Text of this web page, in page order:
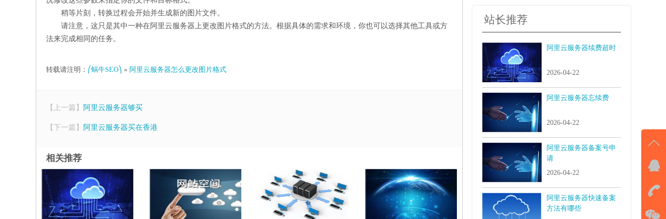
稍等片刻，转换过程会开始并生成新的图片文件。
请注意，这只是其中一种在阿里云服务器上更改图片格式的方法。根据具体的需求和环境，你也可以选择其他工具或方
法来完成相同的任务。
转载请注明： ⎛蜗牛SEO⎞ » 阿里云服务器怎么更改图片格式
【上一篇】 阿里云服务器够买
【下一篇】 阿里云服务器买在香港
相关推荐
站长推荐
阿里云服务器续费超时
2026-04-22
阿里云服务器忘续费
2026-04-22
阿里云服务器备案号申
请
2026-04-22
阿里云服务器快速备案
方法有哪些
QQ
击